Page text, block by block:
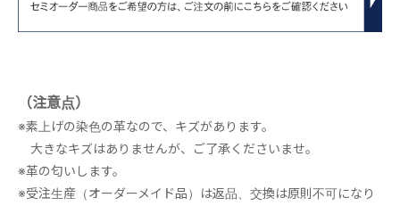
（注意点）
※素上げの染色の革なので、キズがあります。
大きなキズはありませんが、ご了承くださいませ。
※革の匂いします。
※受注生産（オーダーメイド品）は返品、交換は原則不可になり